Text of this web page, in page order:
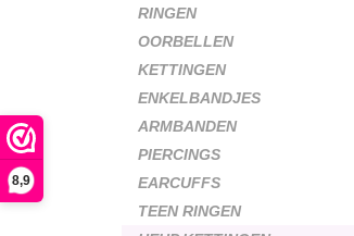
8,9
RINGEN
OORBELLEN
KETTINGEN
ENKELBANDJES
ARMBANDEN
PIERCINGS
EARCUFFS
TEEN RINGEN